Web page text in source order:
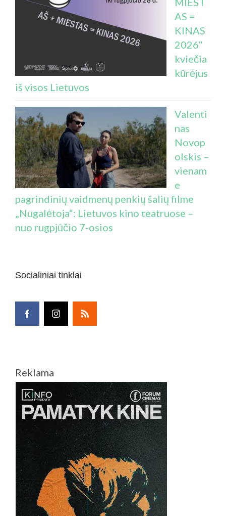
AS =
KINAS
2026“
kviečia
kūrėjus
iš visos Lietuvos
Valenti
nas
Novop
olskis –
vienam
e
pagrindinių vaidmenų penkių šalių filme
„Nugalėtoja“: Lietuvos kino teatruose –
nuo rugpjūčio 7-osios
Socialiniai tinklai
Reklama